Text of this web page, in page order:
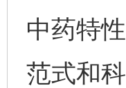
中药特
范式和